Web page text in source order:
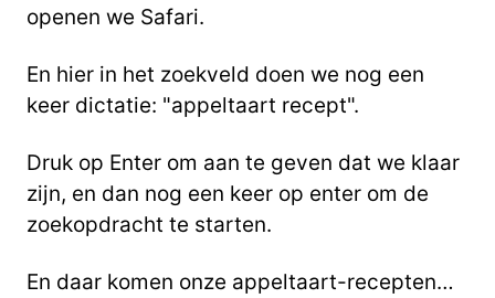
openen we Safari.
En hier in het zoekveld doen we nog een
keer dictatie: "appeltaart recept".
Druk op Enter om aan te geven dat we klaar
zijn, en dan nog een keer op enter om de
zoekopdracht te starten.
En daar komen onze appeltaart-recepten…